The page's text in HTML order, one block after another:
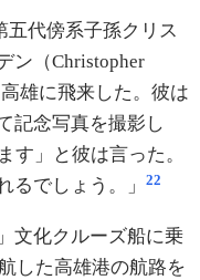
五代傍系子孫クリス
ン（Christopher
雄に飛来した。彼は
記念写真を撮影し
す」と彼は言った。
るでしょう。」
22
文化クルーズ船に乗
した高雄港の航路を